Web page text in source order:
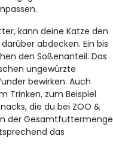
kann deine Katze den
abdecken. Ein bis
den Soßenanteil. Das
ungewürzte
bewirken. Auch
Trinken, zum Beispiel
die du bei ZOO &
der Gesamtfuttermenge
das